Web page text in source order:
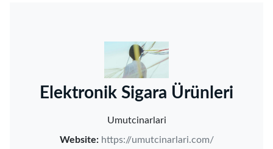
‌Elektronik Sigara Ürünleri‌
Umutcinarlari
Website: https://umutcinarlari.com/